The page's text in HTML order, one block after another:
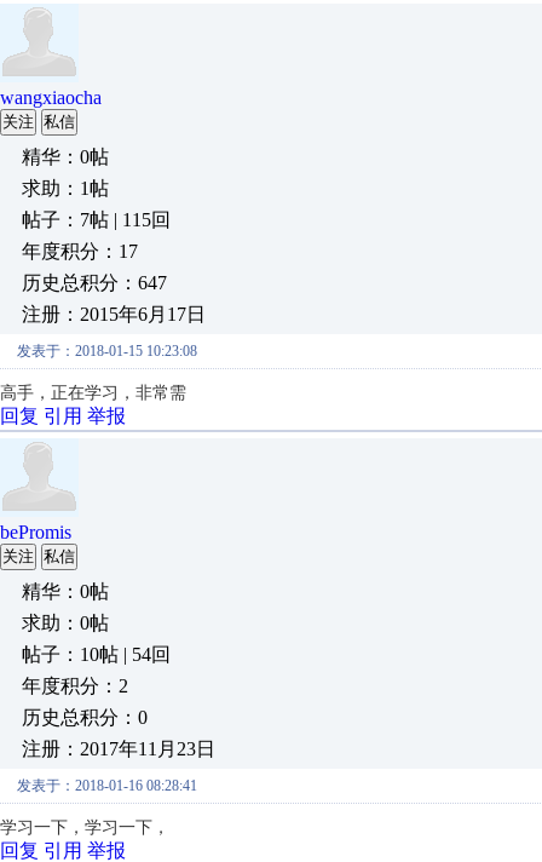
wangxiaocha
关注 私信
精华：0帖
求助：1帖
帖子：7帖 | 115回
年度积分：17
历史总积分：647
注册：2015年6月17日
发表于：2018-01-15 10:23:08
高手，正在学习，非常需
回复 引用 举报
bePromis
关注 私信
精华：0帖
求助：0帖
帖子：10帖 | 54回
年度积分：2
历史总积分：0
注册：2017年11月23日
发表于：2018-01-16 08:28:41
学习一下，学习一下，
回复 引用 举报